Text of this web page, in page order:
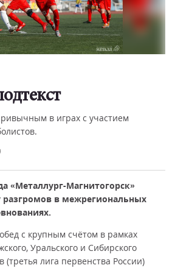
в играх с участием
«Металлург-Магнитогорск»
разгромов в межрегиональных
с крупным счётом в рамках
Уральского и Сибирского
(третья лига первенства России)